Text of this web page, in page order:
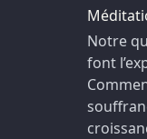
Notre
font